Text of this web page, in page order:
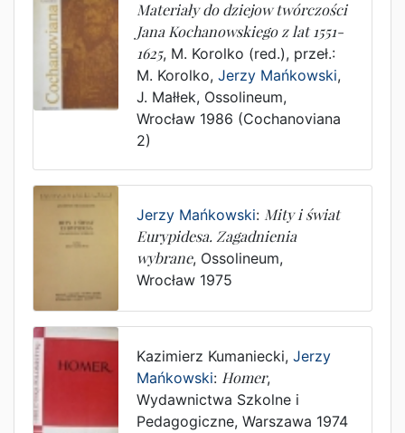
Materiały do dziejow twórczości
Jana Kochanowskiego z lat 1551-
1625, M. Korolko (red.), przeł.:
M. Korolko, Jerzy Mańkowski,
J. Małłek, Ossolineum,
Wrocław 1986 (Cochanoviana
2)
Jerzy Mańkowski: Mity i świat
Eurypidesa. Zagadnienia
wybrane, Ossolineum,
Wrocław 1975
Kazimierz Kumaniecki, Jerzy
Mańkowski: Homer,
Wydawnictwa Szkolne i
Pedagogiczne, Warszawa 1974